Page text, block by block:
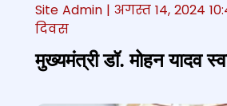
Site Admin | अगस्त 14, 2024
दिवस
मुख्यमंत्री डॉ. मोहन यादव